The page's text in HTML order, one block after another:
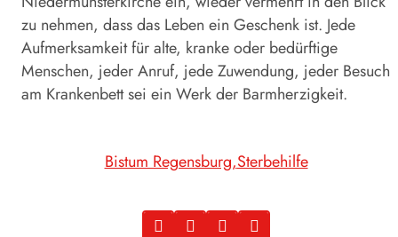
zu nehmen, dass das Leben ein Geschenk ist. Jede
Aufmerksamkeit für alte, kranke oder bedürftige
Menschen, jeder Anruf, jede Zuwendung, jeder Besuch
am Krankenbett sei ein Werk der Barmherzigkeit.
Bistum Regensburg Sterbehilfe